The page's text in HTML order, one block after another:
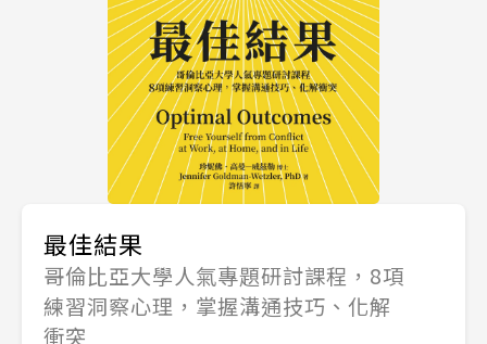
最佳結果
哥倫比亞大學人氣專題研討課程，8項
練習洞察心理，掌握溝通技巧、化解
衝突